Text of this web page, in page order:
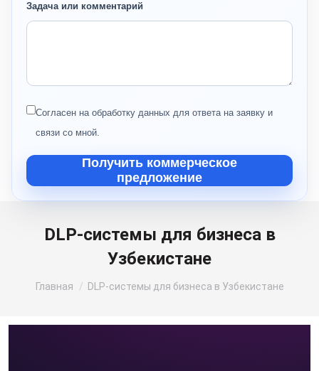
DLP-системы для бизнеса в
Узбекистане
Вы здесь:
Главная DLP-системы для бизнеса в Узбекистане
Задача или комментарий
Согласен на обработку данных для ответа на заявку и
связи со мной.
Получить коммерческое
предложение